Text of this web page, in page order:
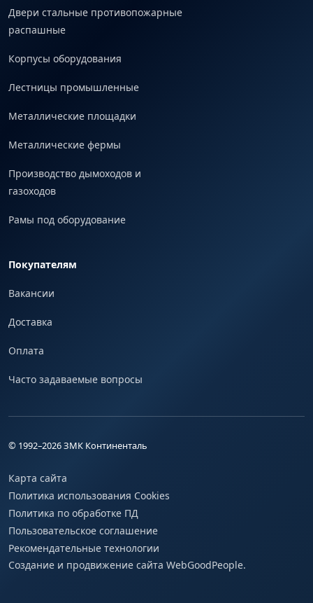
Двери стальные противопожарные
распашные
Корпусы оборудования
Лестницы промышленные
Металлические площадки
Металлические фермы
Производство дымоходов и
газоходов
Рамы под оборудование
Покупателям
Вакансии
Доставка
Оплата
Часто задаваемые вопросы
© 1992–2026ЗМК Континенталь
Карта сайта
Политика использования Cookies
Политика по обработке ПД
Пользовательское соглашение
Рекомендательные технологии
Создание и продвижение сайта WebGoodPeople.